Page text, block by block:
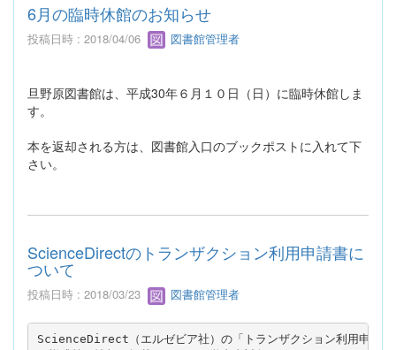
6月の臨時休館のお知らせ
投稿日時 : 2018/04/06 図書館管理者
旦野原図書館は、平成30年６月１０日（日）に臨時休館しま
す。
本を返却される方は、図書館入口のブックポストに入れて下
さい。
ScienceDirectのトランザクション利用申請書に
ついて
投稿日時 : 2018/03/23 図書館管理者
ScienceDirect（エルゼビア社）の「トランザクション利用申請書